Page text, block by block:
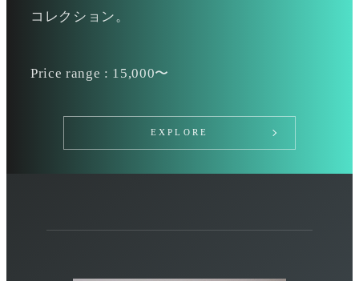
コレクション。
Price range : 15,000〜
EXPLORE